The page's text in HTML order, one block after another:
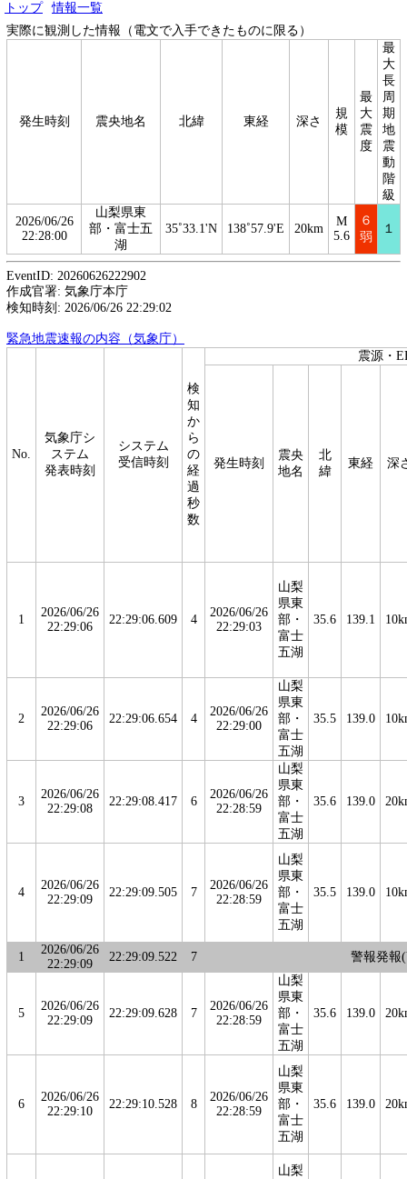
トップ
情報一覧
実際に観測した情報（電文で入手できたものに限る）
発生時刻 震央地名 北緯 東経 深さ
規
模
最
大
震
度
最
大
長
周
期
地
震
動
階
級
2026/06/26
22:28:00
山梨県東
部・富士五
湖
35˚33.1'N 138˚57.9'E 20km
M
5.6
６
弱
１
EventID: 20260626222902
作成官署: 気象庁本庁
検知時刻: 2026/06/26 22:29:02
緊急地震速報の内容（気象庁）
No.
気象庁シ
ステム
発表時刻
システム
受信時刻
検
知
か
ら
の
経
過
秒
数
震源・
発生時刻
震央
地名
北
緯
東経 深
1
2026/06/26
22:29:06
22:29:06.609 4
2026/06/26
22:29:03
山梨
県東
部・
富士
五湖
35.6 139.1
2
2026/06/26
22:29:06
22:29:06.654 4
2026/06/26
22:29:00
山梨
県東
部・
富士
五湖
35.5 139.0
3
2026/06/26
22:29:08
22:29:08.417 6
2026/06/26
22:28:59
山梨
県東
部・
富士
五湖
35.6 139.0
4
2026/06/26
22:29:09
22:29:09.505 7
2026/06/26
22:28:59
山梨
県東
部・
富士
五湖
35.5 139.0
1
2026/06/26
22:29:09
22:29:09.522 7 警報発報
5
2026/06/26
22:29:09
22:29:09.628 7
2026/06/26
22:28:59
山梨
県東
部・
富士
五湖
35.6 139.0
6
2026/06/26
22:29:10
22:29:10.528 8
2026/06/26
22:28:59
山梨
県東
部・
富士
五湖
35.6 139.0
山梨